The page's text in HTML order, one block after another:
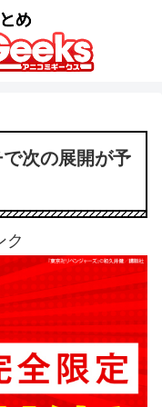
で次の展開が予
ク